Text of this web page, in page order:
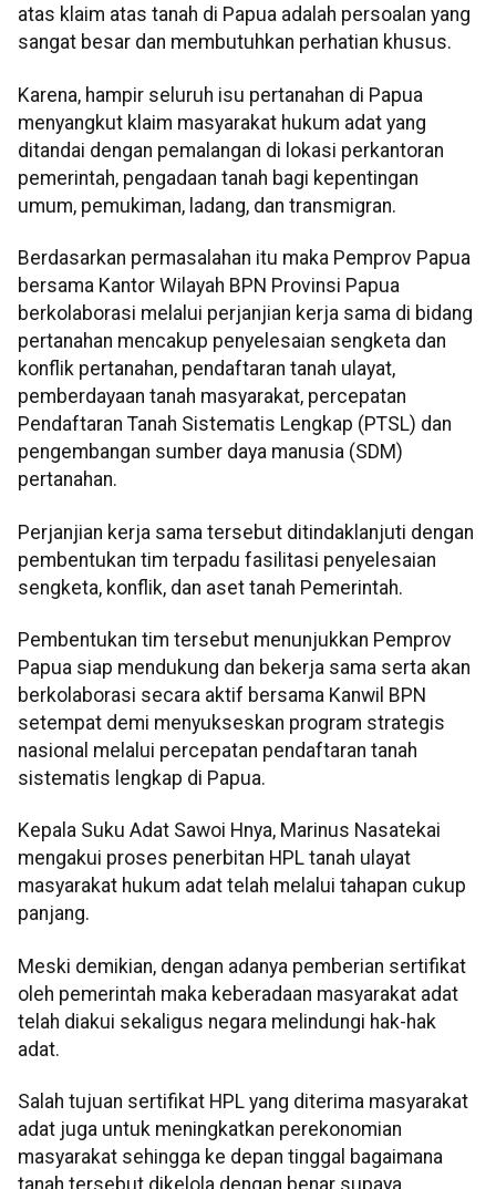
atas klaim atas tanah di Papua adalah persoalan yang
sangat besar dan membutuhkan perhatian khusus.
Karena, hampir seluruh isu pertanahan di Papua
menyangkut klaim masyarakat hukum adat yang
ditandai dengan pemalangan di lokasi perkantoran
pemerintah, pengadaan tanah bagi kepentingan
umum, pemukiman, ladang, dan transmigran.
Berdasarkan permasalahan itu maka Pemprov Papua
bersama Kantor Wilayah BPN Provinsi Papua
berkolaborasi melalui perjanjian kerja sama di bidang
pertanahan mencakup penyelesaian sengketa dan
konflik pertanahan, pendaftaran tanah ulayat,
pemberdayaan tanah masyarakat, percepatan
Pendaftaran Tanah Sistematis Lengkap (PTSL) dan
pengembangan sumber daya manusia (SDM)
pertanahan.
Perjanjian kerja sama tersebut ditindaklanjuti dengan
pembentukan tim terpadu fasilitasi penyelesaian
sengketa, konflik, dan aset tanah Pemerintah.
Pembentukan tim tersebut menunjukkan Pemprov
Papua siap mendukung dan bekerja sama serta akan
berkolaborasi secara aktif bersama Kanwil BPN
setempat demi menyukseskan program strategis
nasional melalui percepatan pendaftaran tanah
sistematis lengkap di Papua.
Kepala Suku Adat Sawoi Hnya, Marinus Nasatekai
mengakui proses penerbitan HPL tanah ulayat
masyarakat hukum adat telah melalui tahapan cukup
panjang.
Meski demikian, dengan adanya pemberian sertifikat
oleh pemerintah maka keberadaan masyarakat adat
telah diakui sekaligus negara melindungi hak-hak
adat.
Salah tujuan sertifikat HPL yang diterima masyarakat
adat juga untuk meningkatkan perekonomian
masyarakat sehingga ke depan tinggal bagaimana